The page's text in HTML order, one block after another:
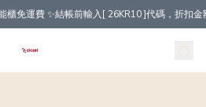
免運費 ✨結帳前輸入[ 26KR10 ]代碼，折扣金